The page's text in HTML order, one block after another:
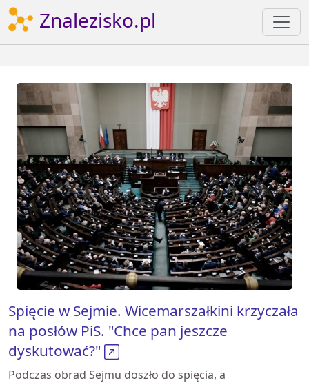
Znalezisko.pl
Spięcie w Sejmie. Wicemarszałkini krzyczała
na posłów PiS. "Chce pan jeszcze
dyskutować?"
Podczas obrad Sejmu doszło do spięcia, a